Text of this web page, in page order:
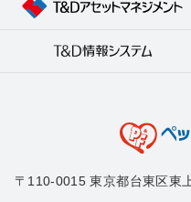
〒110-0015 東京都台東区東